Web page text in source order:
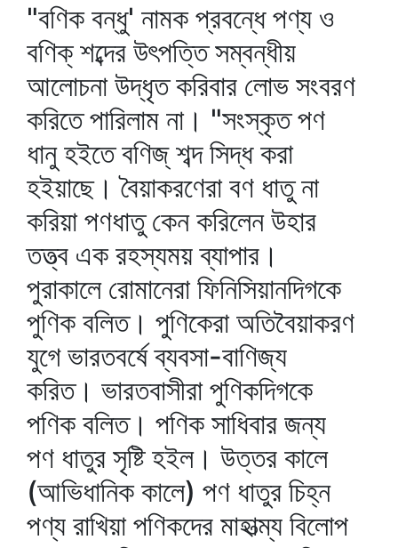
"বণিক বন্ধু' নামক প্রবন্ধে পণ্য ও
বণিক্‌ শব্দের উৎপত্তি সম্বন্ধীয়
আলোচনা উদ্‌ধৃত করিবার লোভ সংবরণ
করিতে পারিলাম না। "সংস্কৃত পণ
ধানু হইতে বণিজ্‌ শব্দ সিদ্ধ করা
হইয়াছে। বৈয়াকরণেরা বণ ধাতু না
করিয়া পণধাতু কেন করিলেন উহার
তত্ত্ব এক রহস্যময় ব্যাপার।
পুরাকালে রোমানেরা ফিনিসিয়ানদিগকে
পুণিক বলিত। পুণিকেরা অতিবৈয়াকরণ
যুগে ভারতবর্ষে ব্যবসা-বাণিজ্য
করিত। ভারতবাসীরা পুণিকদিগকে
পণিক বলিত। পণিক সাধিবার জন্য
পণ ধাতুর সৃষ্টি হইল। উত্তর কালে
(আভিধানিক কালে) পণ ধাতুর চিহ্ন
পণ্য রাখিয়া পণিকদের মাহাত্ম্য বিলোপ